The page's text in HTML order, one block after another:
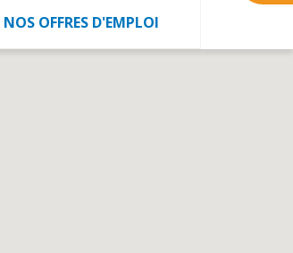
NOS OFFRES D'EMPLOI